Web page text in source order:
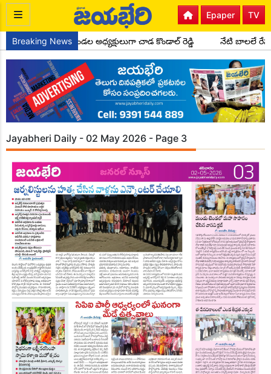
TV
Epaper
Breaking News
పార్టీ సైదాపూర్ మండల అధ్యక్షులుగా చాడ కొండాల్ రెడ్డి నేటి బాలలే
Jayabheri Daily - 02 May 2026 - Page 3